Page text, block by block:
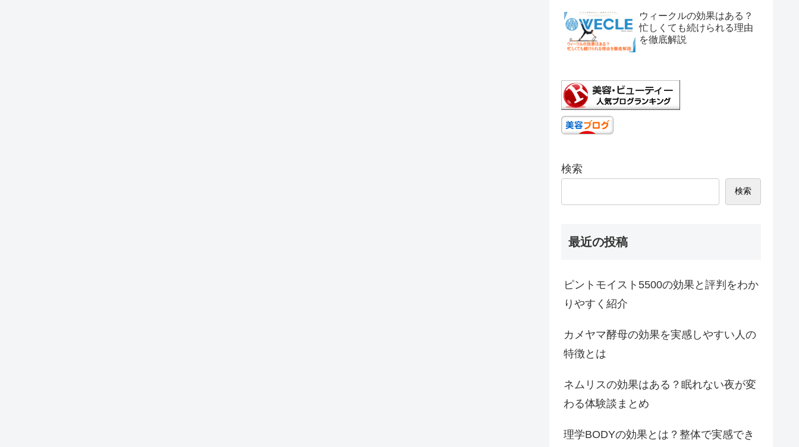
ウィークルの効果はある？
忙しくても続けられる理由
を徹底解説
検索
検索
最近の投稿
ピントモイスト5500の効果と評判をわか
りやすく紹介
カメヤマ酵母の効果を実感しやすい人の
特徴とは
ネムリスの効果はある？眠れない夜が変
わる体験談まとめ
理学BODYの効果とは？整体で実感でき